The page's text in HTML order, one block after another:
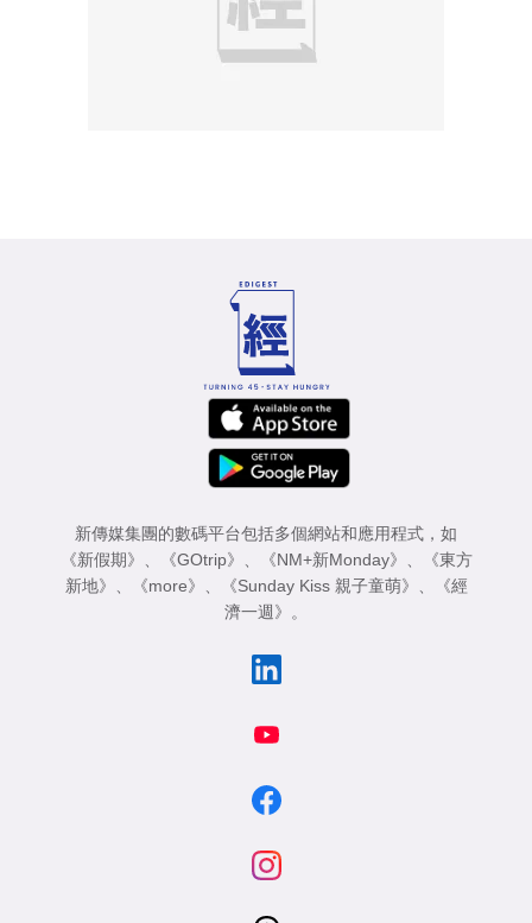
新傳媒集團的數碼平台包括多個網站和應用程式，如
《新假期》
《GOtrip》 《NM+新Monday》
《東方
新地》
《more》 《Sunday Kiss 親子童萌》
《經
濟一週》
。